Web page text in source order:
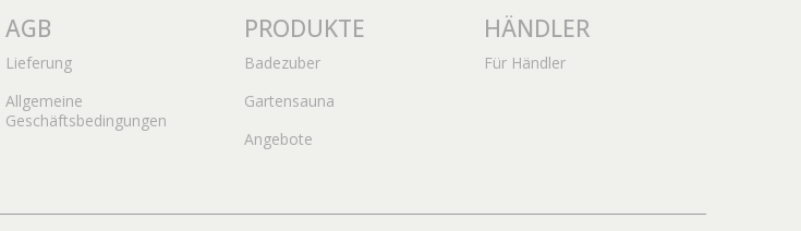
AGB
Lieferung
Allgemeine
Geschäftsbedingungen
PRODUKTE
Badezuber
Gartensauna
Angebote
HÄNDLER
Für Händler